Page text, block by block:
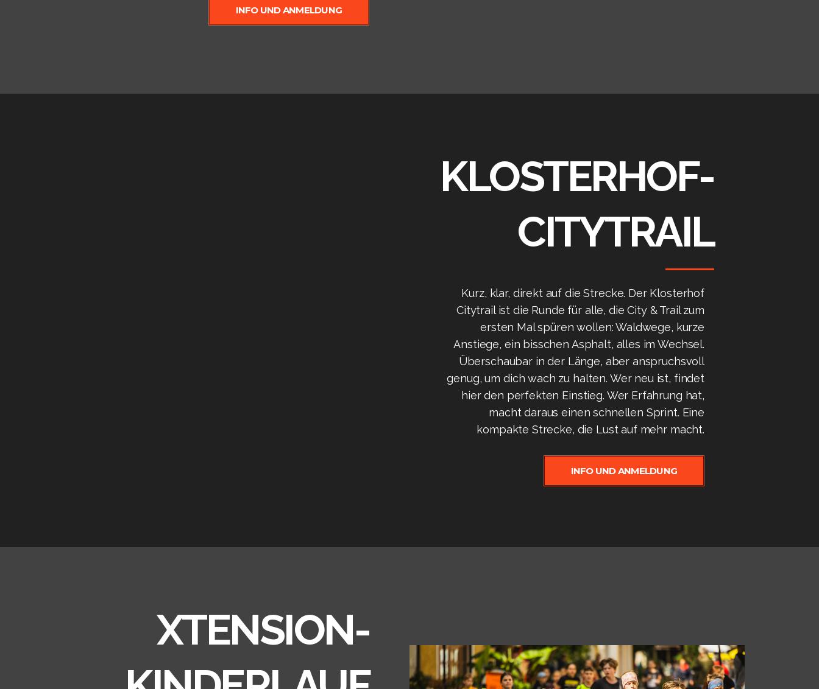
INFO UND ANMELDUNG
KLOSTERHOF-
CITYTRAIL
Kurz, klar, direkt auf die Strecke. Der Klosterhof
Citytrail ist die Runde für alle, die City & Trail zum
ersten Mal spüren wollen: Waldwege, kurze
Anstiege, ein bisschen Asphalt, alles im Wechsel.
Überschaubar in der Länge, aber anspruchsvoll
genug, um dich wach zu halten. Wer neu ist, findet
hier den perfekten Einstieg. Wer Erfahrung hat,
macht daraus einen schnellen Sprint. Eine
kompakte Strecke, die Lust auf mehr macht.
INFO UND ANMELDUNG
XTENSION-